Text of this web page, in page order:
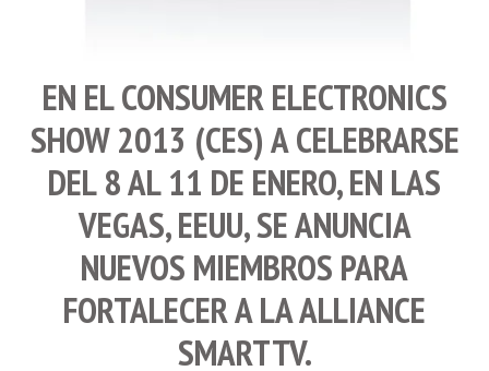
EN EL CONSUMER ELECTRONICS
SHOW 2013 (CES) A CELEBRARSE
DEL 8 AL 11 DE ENERO, EN LAS
VEGAS EEUU , SE ANUNCIA
NUEVOS MIEMBROS PARA
FORTALECER A LAALLIANCE
SMARTTV.